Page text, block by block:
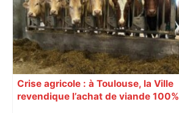
Crise agricole : à Toulouse, la Ville
revendique l’achat de viande 100%